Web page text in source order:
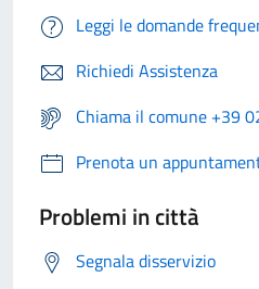
Leggi le domande
Richiedi Assistenza
Chiama il comune +39
Prenota un
Problemi in città
Segnala disservizio